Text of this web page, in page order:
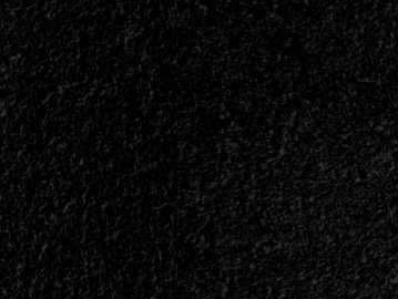
Star<span>
</span>
</small>
<div>La
Estrella
Que
Faltaba</div>